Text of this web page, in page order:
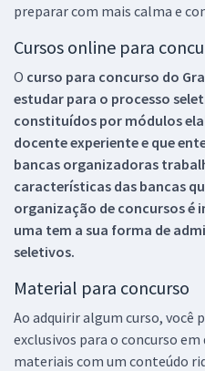
preparar com mais calma e
Cursos online para
O curso para concurso do
estudar para o processo
constituídos por módulos
docente experiente e que
bancas organizadoras
características das bancas
organização de concursos
uma tem a sua forma de
seletivos.
Material para concurso
Ao adquirir algum curso, você
exclusivos para o concurso em
materiais com um conteúdo